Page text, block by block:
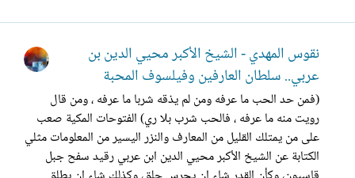
نقوس المهدي - الشيخ الأكبر محيي الدين بن
عربي.. سلطان العارفين وفيلسوف المحبة
(فمن حد الحب ما عرفه ومن لم يذقه شربا ما عرفه ، ومن قال
رويت منه ما عرفه ، فالحب شرب بلا ري) الفتوحات المكية صعب
على من يمتلك القليل من المعارف والنزر اليسير من المعلومات مثلي
الكتابة عن الشيخ الأكبر محيي الدين ابن عربي رقيد سفح جبل